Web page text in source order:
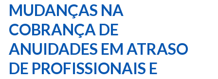
MUDANÇAS NA
COBRANÇA DE
ANUIDADES EM ATRASO
DE PROFISSIONAIS E